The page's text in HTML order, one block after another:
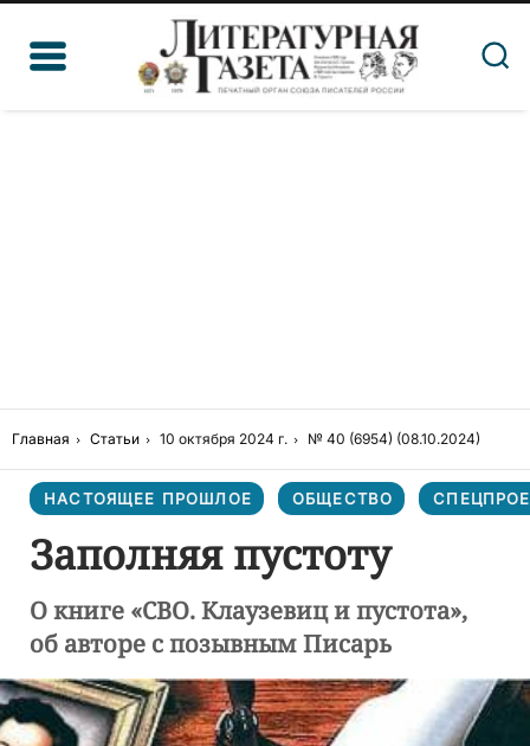
Главная Статьи 10 октября 2024 г. № 40 (6954) (08.10.2024)
НАСТОЯЩЕЕ ПРОШЛОЕ ОБЩЕСТВО
Заполняя пустоту
О книге «СВО. Клаузевиц и пустота»,
об авторе с позывным Писарь